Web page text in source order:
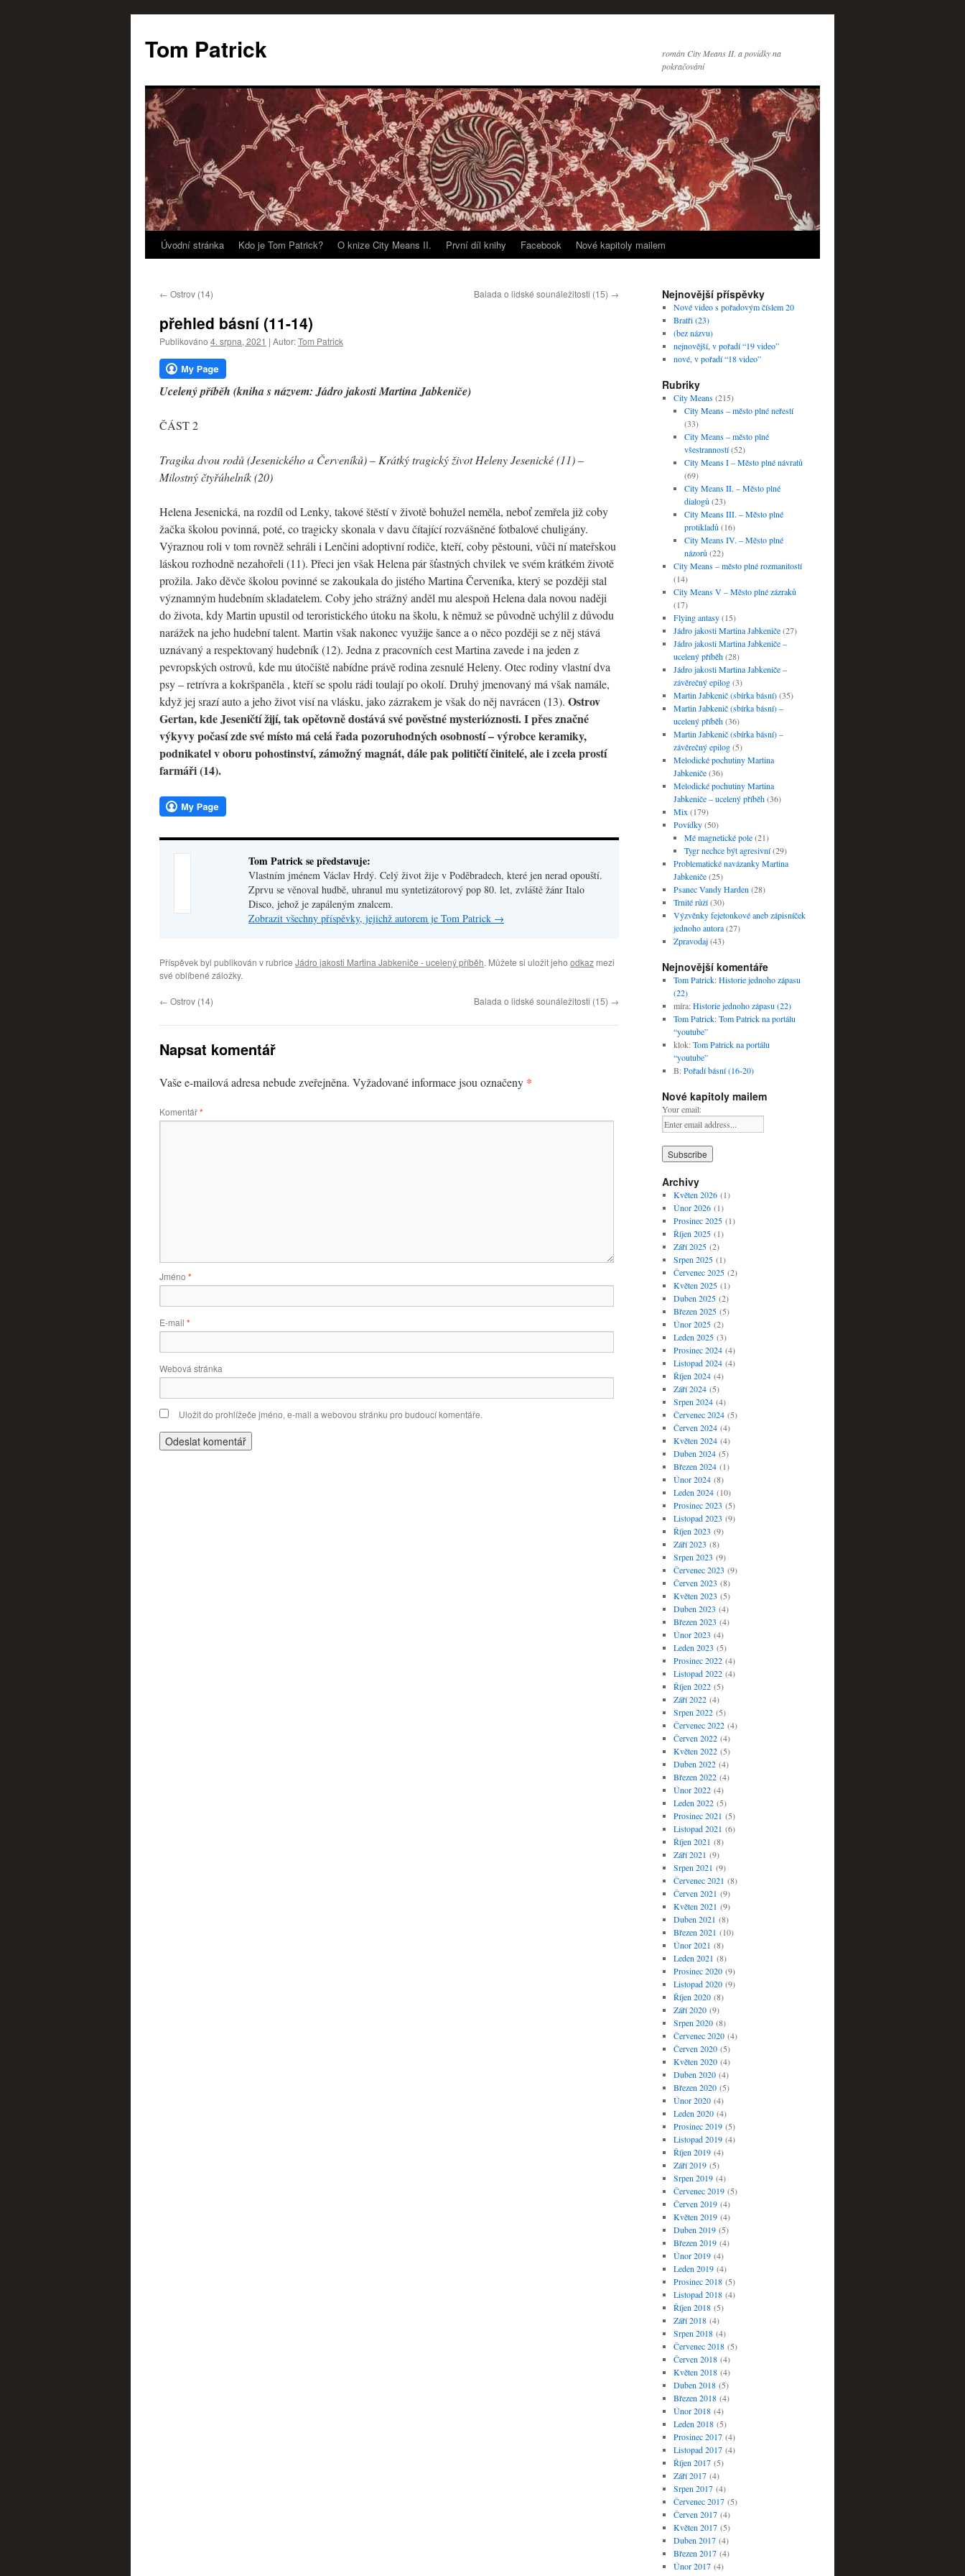
Tom Patrick
román City Means II. a povídky na
pokračování
Přejít
obsahu
webu
Úvodní stránka Kdo je Tom Patrick? O knize City Means II. První díl knihy Facebook Nové kapitoly mailem
← Ostrov (14) Balada o lidské sounáležitosti (15) →
přehled básní (11-14)
Publikováno 4. srpna, 2021 | Autor:Tom Patrick
Ucelený příběh (kniha s názvem: Jádro jakosti Martina Jabkeniče)
ČÁST 2
Tragika dvou rodů (Jesenického a Červeníků) – Krátký tragický život Heleny Jesenické (11) –
Milostný čtyřúhelník (20)
Helena Jesenická, na rozdíl od Lenky, takové štěstí v životě bohužel neměla, neboť zemřela již coby
žačka školou povinná, poté, co tragicky skonala v davu čítající rozvášněné fotbalové chuligány.
Výraznou roli v tom rovněž sehráli i Lenčini adoptivní rodiče, kteří, coby pěstouni, vůči ní mateřskou
láskou rozhodně nezahořeli (11). Přeci jen však Helena pár šťastných chvilek ve svém krátkém životě
prožila. Jako děvče školou povinné se zakoukala do jistého Martina Červeníka, který se později stal
významným hudebním skladatelem. Coby jeho strážný anděl mu alespoň Helena dala novou naději
do života, kdy Martin upustil od teroristického útoku na školu, k němuž se původně uchýlil z důvodu
narážek na jeho hudební talent. Martin však nakonec využije šance a o něco později se z něj stává
uznávaný a respektovaný hudebník (12). Jedna z pracovních cest Martina zavede i na jeden z
pevropských ostrovů, kde mu útočiště nabídne právě rodina zesnulé Heleny. Otec rodiny vlastní dva
psy – retrívra a kokršpaněla , kteří se spolu rádi toulají po okolí. Druhý jmenovaný má však namále,
když jej srazí auto a jeho život visí na vlásku, jako zázrakem je však do něj navrácen (13). Ostrov
Gertan, kde Jeseničtí žijí, tak opětovně dostává své pověstné mysterióznosti. I přes značné
výkyvy počasí zde své místo má celá řada pozoruhodných osobností – výrobce keramiky,
podnikatel v oboru pohostinství, zámožný magnát, dále pak političtí činitelé, ale i zcela prostí
farmáři (14).
Tom Patrick se představuje:
Vlastním jménem Václav Hrdý. Celý život žije v Poděbradech, které jen nerad opouští.
Zprvu se věnoval hudbě, uhranul mu syntetizátorový pop 80. let, zvláště žánr Italo
Disco, jehož je zapáleným znalcem.
Zobrazit všechny příspěvky, jejichž autorem je Tom Patrick →
Příspěvek byl publikován v rubrice Jádro jakosti Martina Jabkeniče - ucelený příběh. Můžete si uložit jeho odkaz mezi
své oblíbené záložky.
← Ostrov (14) Balada o lidské sounáležitosti (15) →
Napsat komentář
Vaše e-mailová adresa nebude zveřejněna. Vyžadované informace jsou označeny *
Komentář*
Jméno *
E-mail *
Webová stránka
Uložit do prohlížeče jméno, e-mail a webovou stránku pro budoucí komentáře.
Nejnovější příspěvky
Nové video s pořadovým číslem 20
Bratři (23)
(bez názvu)
nejnovější, v pořadí “19 video”
nové, v pořadí “18 video”
Rubriky
City Means(215)
City Means – město plné neřestí
(33)
City Means – město plné
všestranností(52)
City Means I – Město plné návratů
(69)
City Means II. – Město plné
dialogů (23)
City Means III. – Město plné
protikladů (16)
City Means IV. – Město plné
názorů (22)
City Means – město plné rozmanitostí
(14)
City Means V – Město plné zázraků
(17)
Flying antasy(15)
Jádro jakosti Martina Jabkeniče(27)
Jádro jakosti Martina Jabkeniče –
ucelený příběh(28)
Jádro jakosti Martina Jabkeniče –
závěrečný epilog(3)
Martin Jabkenič (sbírka básní)(35)
Martin Jabkenič (sbírka básní) –
ucelený příběh(36)
Martin Jabkenič (sbírka básní) –
závěrečný epilog(5)
Melodické pochutiny Martina
Jabkeniče(36)
Melodické pochutiny Martina
Jabkeniče – ucelený příběh(36)
Mix (179)
Povídky(50)
Mé magnetické pole(21)
Tygr nechce být agresivní(29)
Problematické navázanky Martina
Jabkeniče(25)
Psanec Vandy Harden (28)
Trnité růží(30)
Výzvěnky fejetonkové aneb zápisníček
jednoho autora(27)
Zpravodaj(43)
Nejnovější komentáře
Tom Patrick:Historie jednoho zápasu
(22)
míra:Historie jednoho zápasu (22)
Tom Patrick:Tom Patrick na portálu
“youtube”
klok:Tom Patrick na portálu
“youtube”
B:Pořadí básní (16-20)
Nové kapitoly mailem
Your email:
Archivy
Květen 2026(1)
Únor 2026(1)
Prosinec 2025(1)
Říjen 2025(1)
Září 2025(2)
Srpen 2025(1)
Červenec 2025(2)
Květen 2025(1)
Duben 2025(2)
Březen 2025(5)
Únor 2025(2)
Leden 2025(3)
Prosinec 2024(4)
Listopad 2024(4)
Říjen 2024(4)
Září 2024(5)
Srpen 2024(4)
Červenec 2024(5)
Červen 2024(4)
Květen 2024(4)
Duben 2024(5)
Březen 2024(1)
Únor 2024(8)
Leden 2024(10)
Prosinec 2023 (5)
Listopad 2023 (9)
Říjen 2023 (9)
Září 2023 (8)
Srpen 2023 (9)
Červenec 2023 (9)
Červen 2023 (8)
Květen 2023 (5)
Duben 2023 (4)
Březen 2023 (4)
Únor 2023 (4)
Leden 2023 (5)
Prosinec 2022(4)
Listopad 2022(4)
Říjen 2022(5)
Září 2022(4)
Srpen 2022(5)
Červenec 2022(4)
Červen 2022(4)
Květen 2022(5)
Duben 2022(4)
Březen 2022(4)
Únor 2022(4)
Leden 2022(5)
Prosinec 2021 (5)
Listopad 2021 (6)
Říjen 2021 (8)
Září 2021 (9)
Srpen 2021 (9)
Červenec 2021 (8)
Červen 2021 (9)
Květen 2021 (9)
Duben 2021 (8)
Březen 2021 (10)
Únor 2021 (8)
Leden 2021 (8)
Prosinec 2020(9)
Listopad 2020(9)
Říjen 2020(8)
Září 2020(9)
Srpen 2020(8)
Červenec 2020(4)
Červen 2020(5)
Květen 2020(4)
Duben 2020(4)
Březen 2020(5)
Únor 2020(4)
Leden 2020(4)
Prosinec 2019(5)
Listopad 2019(4)
Říjen 2019(4)
Září 2019(5)
Srpen 2019(4)
Červenec 2019(5)
Červen 2019(4)
Květen 2019(4)
Duben 2019(5)
Březen 2019(4)
Únor 2019(4)
Leden 2019(4)
Prosinec 2018(5)
Listopad 2018(4)
Říjen 2018(5)
Září 2018(4)
Srpen 2018(4)
Červenec 2018(5)
Červen 2018(4)
Květen 2018(4)
Duben 2018(5)
Březen 2018(4)
Únor 2018(4)
Leden 2018(5)
Prosinec 2017(4)
Listopad 2017(4)
Říjen 2017(5)
Září 2017(4)
Srpen 2017(4)
Červenec 2017(5)
Červen 2017(4)
Květen 2017(5)
Duben 2017(4)
Březen 2017(4)
Únor 2017(4)